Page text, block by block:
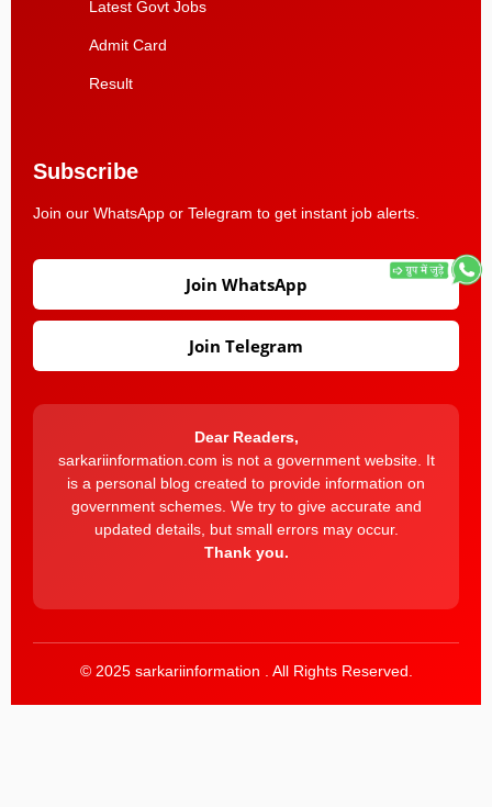
Latest Govt Jobs
Admit Card
Result
Subscribe
Join our WhatsApp or Telegram to get instant job alerts.
Join WhatsApp
Join Telegram
Dear Readers,
sarkariinformation.com is not a government website. It
is a personal blog created to provide information on
government schemes. We try to give accurate and
updated details, but small errors may occur.
Thank you.
© 2025 sarkariinformation . All Rights Reserved.